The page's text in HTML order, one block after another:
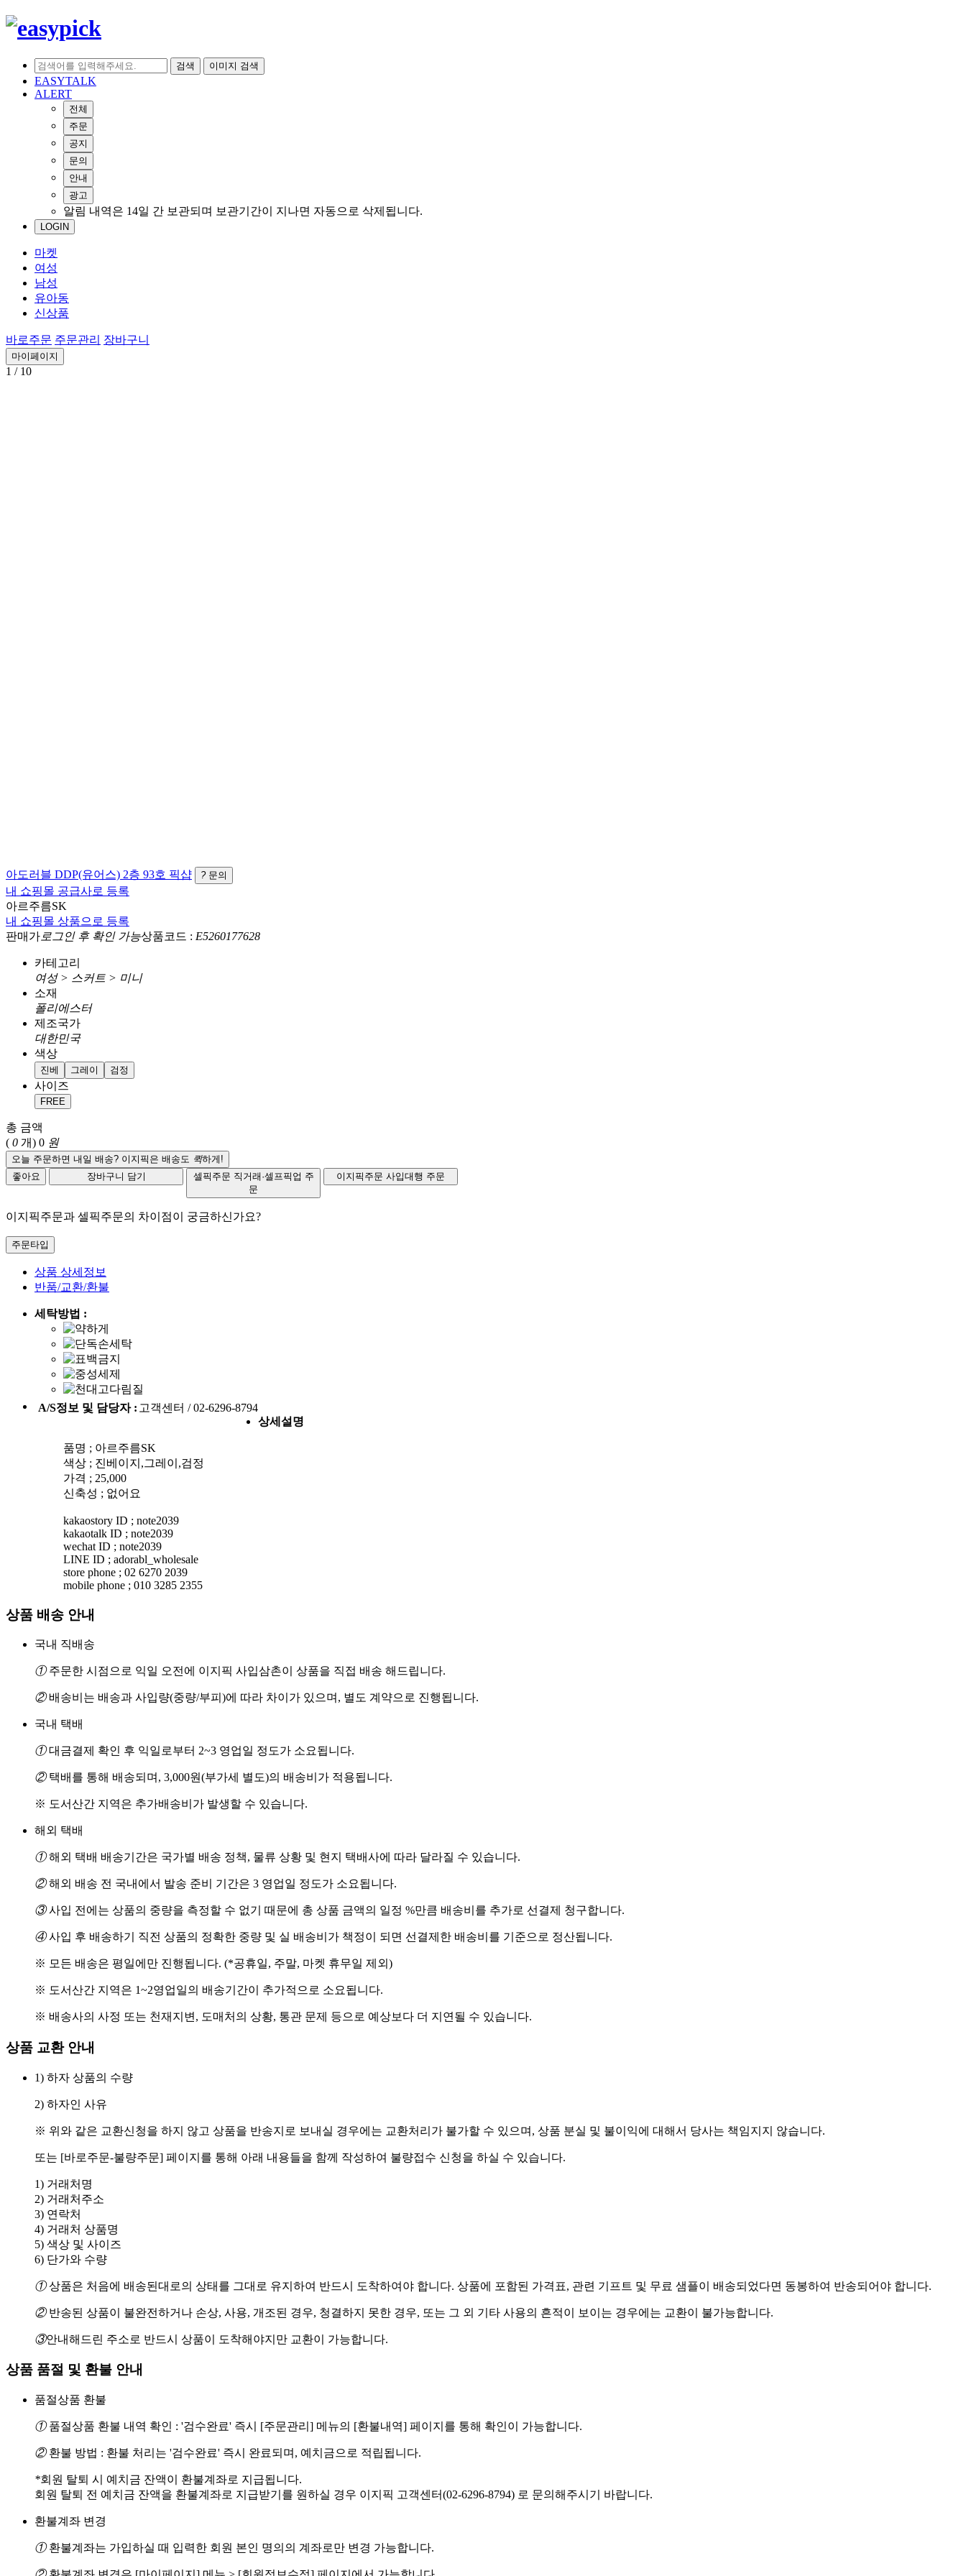
검색 이미지 검색
EASYTALK
ALERT
전체
주문
공지
문의
안내
광고
알림 내역은 14일 간 보관되며 보관기간이 지나면 자동으로 삭제됩니다.
LOGIN
마켓
여성
남성
유아동
신상품
바로주문 주문관리 장바구니
마이페이지
1 / 10
아도러블 DDP(유어스) 2층 93호 픽샵 ? 문의
내 쇼핑몰 공급사로 등록
아르주름SK
내 쇼핑몰 상품으로 등록
판매가 로그인 후 확인 가능상품코드 : E5260177628
카테고리
여성 > 스커트 > 미니
소재
폴리에스터
제조국가
대한민국
색상
진베 그레이 검정
사이즈
FREE
총 금액
( 0 개) 0 원
오늘 주문하면 내일 배송? 이지픽은 배송도 퀵하게!
좋아요
장바구니 담기 셀픽주문 직거래·셀프픽업 주
문
이지픽주문 사입대행 주문
이지픽주문과 셀픽주문의 차이점이 궁금하신가요?
주문타입
상품 상세정보
반품/교환/환불
세탁방법 :
A/S정보 및 담당자 : 고객센터 / 02-6296-8794
상세설명
품명 ; 아르주름SK
색상 ; 진베이지,그레이,검정
가격 ; 25,000
신축성 ; 없어요
kakaostory ID ; note2039
kakaotalk ID ; note2039
wechat ID ; note2039
LINE ID ; adorabl_wholesale
store phone ; 02 6270 2039
상품 배송 안내
국내 직배송
①주문한 시점으로 익일 오전에 이지픽 사입삼촌이 상품을 직접 배송 해드립니다.
②배송비는 배송과 사입량(중량/부피)에 따라 차이가 있으며, 별도 계약으로 진행됩니다.
국내 택배
①대금결제 확인 후 익일로부터 2~3 영업일 정도가 소요됩니다.
②택배를 통해 배송되며, 3,000원(부가세 별도)의 배송비가 적용됩니다.
※ 도서산간 지역은 추가배송비가 발생할 수 있습니다.
해외 택배
①해외 택배 배송기간은 국가별 배송 정책, 물류 상황 및 현지 택배사에 따라 달라질 수 있습니다.
②해외 배송 전 국내에서 발송 준비 기간은 3 영업일 정도가 소요됩니다.
③사입 전에는 상품의 중량을 측정할 수 없기 때문에 총 상품 금액의 일정 %만큼 배송비를 추가로 선결제 청구합니다.
④사입 후 배송하기 직전 상품의 정확한 중량 및 실 배송비가 책정이 되면 선결제한 배송비를 기준으로 정산됩니다.
※ 모든 배송은 평일에만 진행됩니다. (*공휴일, 주말, 마켓 휴무일 제외)
※ 도서산간 지역은 1~2영업일의 배송기간이 추가적으로 소요됩니다.
※ 배송사의 사정 또는 천재지변, 도매처의 상황, 통관 문제 등으로 예상보다 더 지연될 수 있습니다.
상품 교환 안내
1) 하자 상품의 수량
2) 하자인 사유
※ 위와 같은 교환신청을 하지 않고 상품을 반송지로 보내실 경우에는 교환처리가 불가할 수 있으며, 상품 분실 및 불이익에 대해서 당사는 책임지지 않습니다.
또는 [바로주문-불량주문] 페이지를 통해 아래 내용들을 함께 작성하여 불량접수 신청을 하실 수 있습니다.
1) 거래처명
2) 거래처주소
3) 연락처
4) 거래처 상품명
5) 색상 및 사이즈
6) 단가와 수량
①상품은 처음에 배송된대로의 상태를 그대로 유지하여 반드시 도착하여야 합니다. 상품에 포함된 가격표, 관련 기프트 및 무료 샘플이 배송되었다면 동봉하여 반송되어야 합니다.
②반송된 상품이 불완전하거나 손상, 사용, 개조된 경우, 청결하지 못한 경우, 또는 그 외 기타 사용의 흔적이 보이는 경우에는 교환이 불가능합니다.
③안내해드린 주소로 반드시 상품이 도착해야지만 교환이 가능합니다.
상품 품절 및 환불 안내
품절상품 환불
①품절상품 환불 내역 확인 : '검수완료' 즉시 [주문관리] 메뉴의 [환불내역] 페이지를 통해 확인이 가능합니다.
②환불 방법 : 환불 처리는 '검수완료' 즉시 완료되며, 예치금으로 적립됩니다.
*회원 탈퇴 시 예치금 잔액이 환불계좌로 지급됩니다.
회원 탈퇴 전 예치금 잔액을 환불계좌로 지급받기를 원하실 경우 이지픽 고객센터(02-6296-8794) 로 문의해주시기 바랍니다.
환불계좌 변경
①환불계좌는 가입하실 때 입력한 회원 본인 명의의 계좌로만 변경 가능합니다.